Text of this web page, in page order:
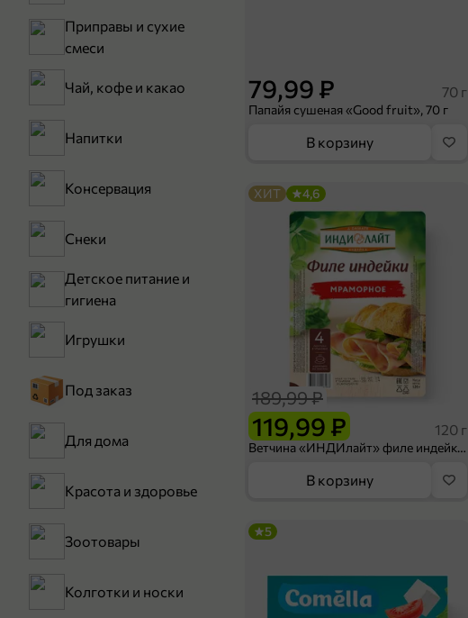
Приправы и сухие
смеси
Чай, кофе и какао
Напитки
Консервация
Снеки
Детское питание и
гигиена
Игрушки
Под заказ
Для дома
Красота и здоровье
Зоотовары
Колготки и носки
79,99 ₽ 70 г
Папайя сушеная «Good fruit», 70 г
В корзину
119,99 ₽
189,99 ₽
120 г
Ветчина «ИНДИлайт» филе индейки Мраморное, в нарезке, 120 г
ХИТ 4,6
В корзину
5